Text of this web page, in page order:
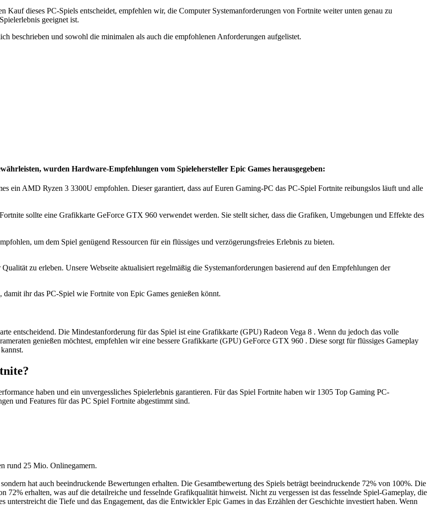
dieses PC-Spiels entscheidet, empfehlen wir, die Computer Systemanforderungen von Fortnite weiter unten genau zu
geeignet ist.
beschrieben und sowohl die minimalen als auch die empfohlenen Anforderungen aufgelistet.
wurden Hardware-Empfehlungen vom Spielehersteller Epic Games herausgegeben:
ein AMD Ryzen 3 3300U empfohlen. Dieser garantiert, dass auf Euren Gaming-PC das PC-Spiel Fortnite reibungslos läuft und alle
sollte eine Grafikkarte GeForce GTX 960 verwendet werden. Sie stellt sicher, dass die Grafiken, Umgebungen und Effekte des
um dem Spiel genügend Ressourcen für ein flüssiges und verzögerungsfreies Erlebnis zu bieten.
zu erleben. Unsere Webseite aktualisiert regelmäßig die Systemanforderungen basierend auf den Empfehlungen der
ihr das PC-Spiel wie Fortnite von Epic Games genießen könnt.
entscheidend. Die Mindestanforderung für das Spiel ist eine Grafikkarte (GPU) Radeon Vega 8 . Wenn du jedoch das volle
genießen möchtest, empfehlen wir eine bessere Grafikkarte (GPU) GeForce GTX 960 . Diese sorgt für flüssiges Gameplay
haben und ein unvergessliches Spielerlebnis garantieren. Für das Spiel Fortnite haben wir 1305 Top Gaming PC-
und Features für das PC Spiel Fortnite abgestimmt sind.
rund 25 Mio. Onlinegamern.
hat auch beeindruckende Bewertungen erhalten. Die Gesamtbewertung des Spiels beträgt beeindruckende 72% von 100%. Die
erhalten, was auf die detailreiche und fesselnde Grafikqualität hinweist. Nicht zu vergessen ist das fesselnde Spiel-Gameplay, die
die Tiefe und das Engagement, das die Entwickler Epic Games in das Erzählen der Geschichte investiert haben. Wenn